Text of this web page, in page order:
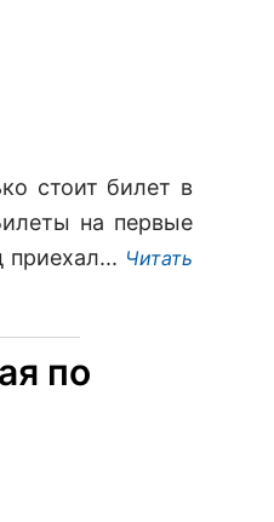
стоит билет в
на первые
приехал... Читать
по